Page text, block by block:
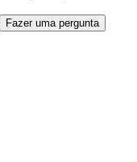
Fazer uma pergunta